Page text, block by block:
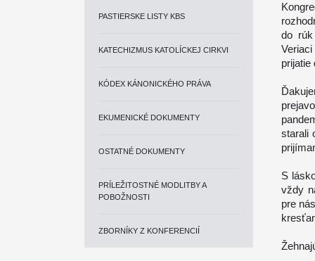
PASTIERSKE LISTY KBS
KATECHIZMUS KATOLÍCKEJ CIRKVI
KÓDEX KÁNONICKÉHO PRÁVA
EKUMENICKÉ DOKUMENTY
OSTATNÉ DOKUMENTY
PRÍLEŽITOSTNÉ MODLITBY A
POBOŽNOSTI
ZBORNÍKY Z KONFERENCIÍ
do rúk
prijatie
starali
S
vždy
pre